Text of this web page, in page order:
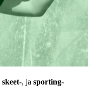
skeet-, ja sporting-